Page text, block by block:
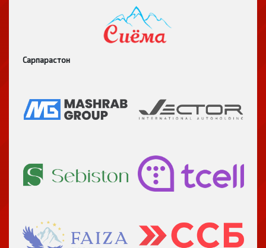
Сарпарастон